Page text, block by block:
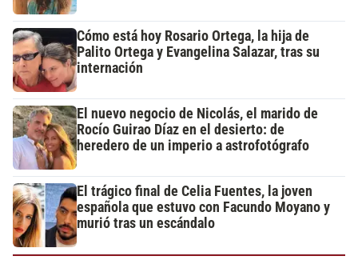
Cómo está hoy Rosario Ortega, la hija de
Palito Ortega y Evangelina Salazar, tras su
internación
El nuevo negocio de Nicolás, el marido de
Rocío Guirao Díaz en el desierto: de
heredero de un imperio a astrofotógrafo
El trágico final de Celia Fuentes, la joven
española que estuvo con Facundo Moyano y
murió tras un escándalo